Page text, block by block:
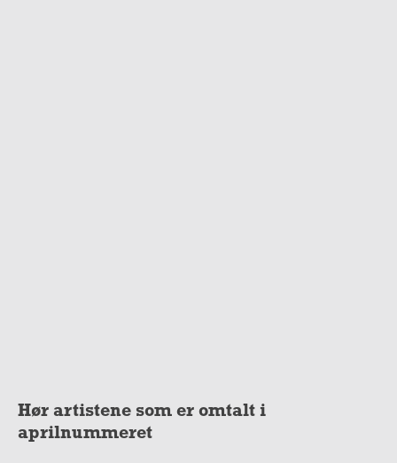
Hør artistene som er omtalt i
aprilnummeret